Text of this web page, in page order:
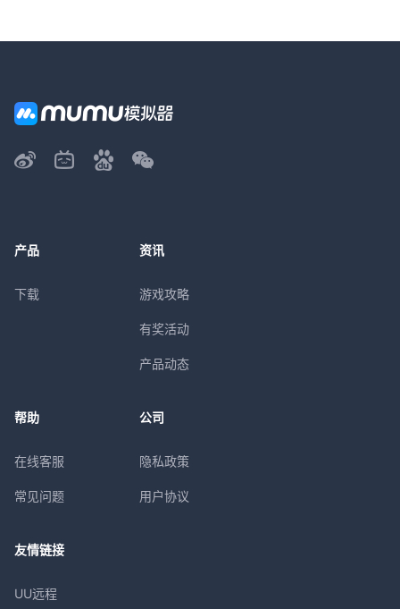
产品
下载
资讯
游戏攻略
有奖活动
产品动态
帮助
在线客服
常见问题
公司
隐私政策
用户协议
友情链接
UU远程